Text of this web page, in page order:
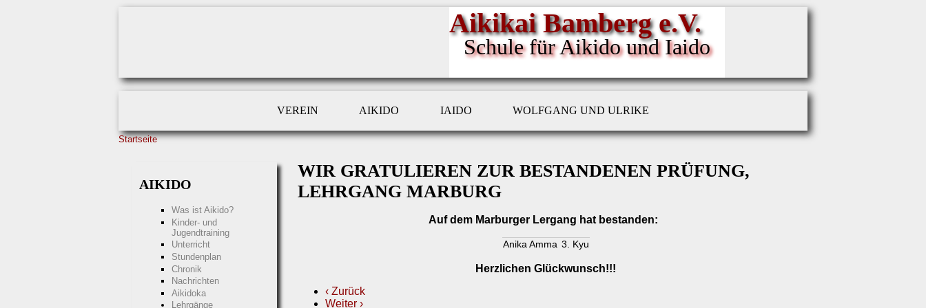
Aikikai Bamberg e.V.
Schule für Aikido und Iaido
VEREIN AIKIDO IAIDO WOLFGANG UND ULRIKE
Startseite
WIR GRATULIEREN ZUR BESTANDENEN PRÜFUNG,
LEHRGANG MARBURG
Auf dem Marburger Lergang hat bestanden:
Anika Amma 3. Kyu
Herzlichen Glückwunsch!!!
‹ Zurück
Weiter ›
AIKIDO
Was ist Aikido?
Kinder- und
Jugendtraining
Unterricht
Stundenplan
Chronik
Nachrichten
Aikidoka
Lehrgänge